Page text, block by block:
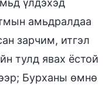
амьдралдаа
зарчим, итгэл
тулд явах ёстой
Бурханы өмнө